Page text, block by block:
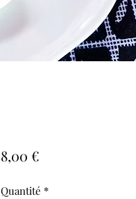
8,00 €Prix
Quantité *